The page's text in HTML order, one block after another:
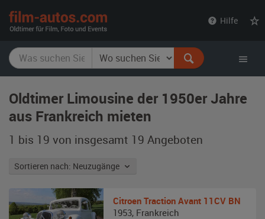
Hilfe
Oldtimer Limousine der 1950er Jahre
aus Frankreich mieten
1 bis 19 von insgesamt 19 Angeboten
Sortieren nach: Neuzugänge
Citroen Traction Avant 11CV BN
1953, Frankreich